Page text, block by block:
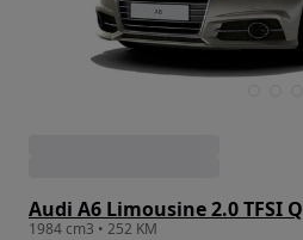
Audi A6 Limousine 2.0 TFSI
1984 cm3 • 252 KM